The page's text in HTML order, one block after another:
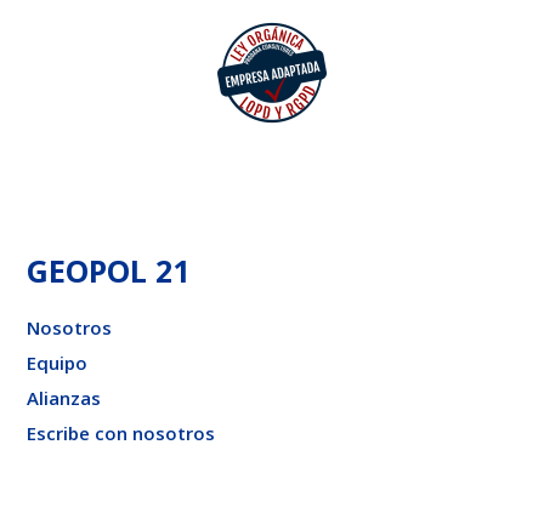
GEOPOL 21
Nosotros
Equipo
Alianzas
Escribe con nosotros